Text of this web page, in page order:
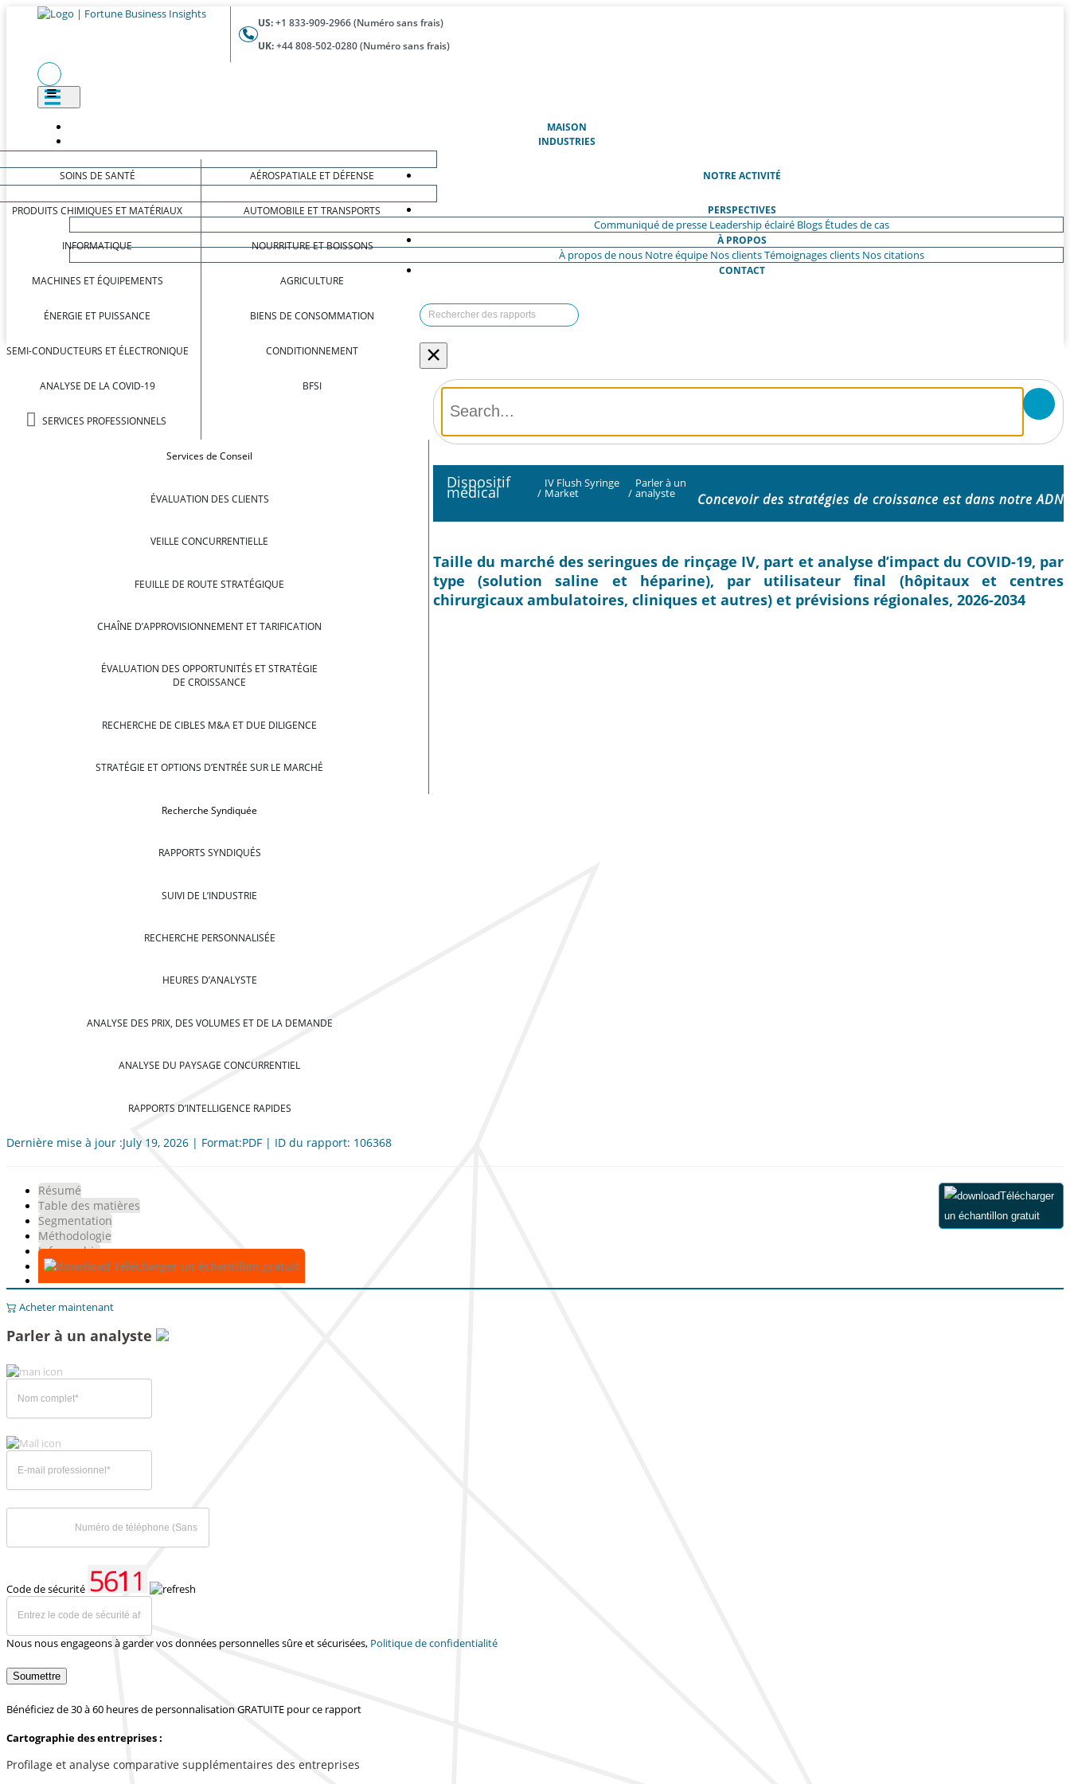
US:+1 833-909-2966 (Numéro sans frais)
UK:+44 808-502-0280 (Numéro sans frais)
MAISON(ACTUEL)
INDUSTRIES
SOINS DE SANTÉ
PRODUITS CHIMIQUES ET MATÉRIAUX
INFORMATIQUE
MACHINES ET ÉQUIPEMENTS
ÉNERGIE ET PUISSANCE
SEMI-CONDUCTEURS ET ÉLECTRONIQUE
ANALYSE DE LA COVID-19
SERVICES PROFESSIONNELS
AÉROSPATIALE ET DÉFENSE
AUTOMOBILE ET TRANSPORTS
NOURRITURE ET BOISSONS
AGRICULTURE
BIENS DE CONSOMMATION
CONDITIONNEMENT
BFSI
NOTRE ACTIVITÉ
Services de Conseil
ÉVALUATION DES CLIENTS
VEILLE CONCURRENTIELLE
FEUILLE DE ROUTE STRATÉGIQUE
CHAÎNE D’APPROVISIONNEMENT ET TARIFICATION
ÉVALUATION DES OPPORTUNITÉS ET STRATÉGIE
DE CROISSANCE
RECHERCHE DE CIBLES M&A ET DUE DILIGENCE
STRATÉGIE ET OPTIONS D’ENTRÉE SUR LE MARCHÉ
Recherche Syndiquée
RAPPORTS SYNDIQUÉS
SUIVI DE L’INDUSTRIE
RECHERCHE PERSONNALISÉE
HEURES D’ANALYSTE
ANALYSE DES PRIX, DES VOLUMES ET DE LA DEMANDE
ANALYSE DU PAYSAGE CONCURRENTIEL
RAPPORTS D’INTELLIGENCE RAPIDES
PERSPECTIVES
Communiqué de presse Leadership éclairé Blogs Études de cas
À PROPOS
À propos de nous Notre équipe Nos clientsTémoignages clients Nos citations
CONTACT
×
Dispositif
médical /
IV Flush Syringe
Market /
Parler à un
analyste Concevoir des stratégies de croissance est dans notre ADN
Taille du marché des seringues de rinçage IV, part et analyse d’impact du COVID-19, par
type (solution saline et héparine), par utilisateur final (hôpitaux et centres
chirurgicaux ambulatoires, cliniques et autres) et prévisions régionales, 2026-2034
Dernière mise à jour :July 19, 2026 | Format:PDF | ID du rapport: 106368
Résumé
Table des matières
Segmentation
Méthodologie
Infographie
Télécharger un échantillon gratuit
Télécharger
un échantillon gratuit
Acheter maintenant
Parler à un analyste
Code de sécurité
Nous nous engageons à garder vos données personnelles sûre et sécurisées, Politique de confidentialité
Soumettre
Bénéficiez de 30 à 60 heures de personnalisation GRATUITE pour ce rapport
Cartographie des entreprises :
Profilage et analyse comparative supplémentaires des entreprises